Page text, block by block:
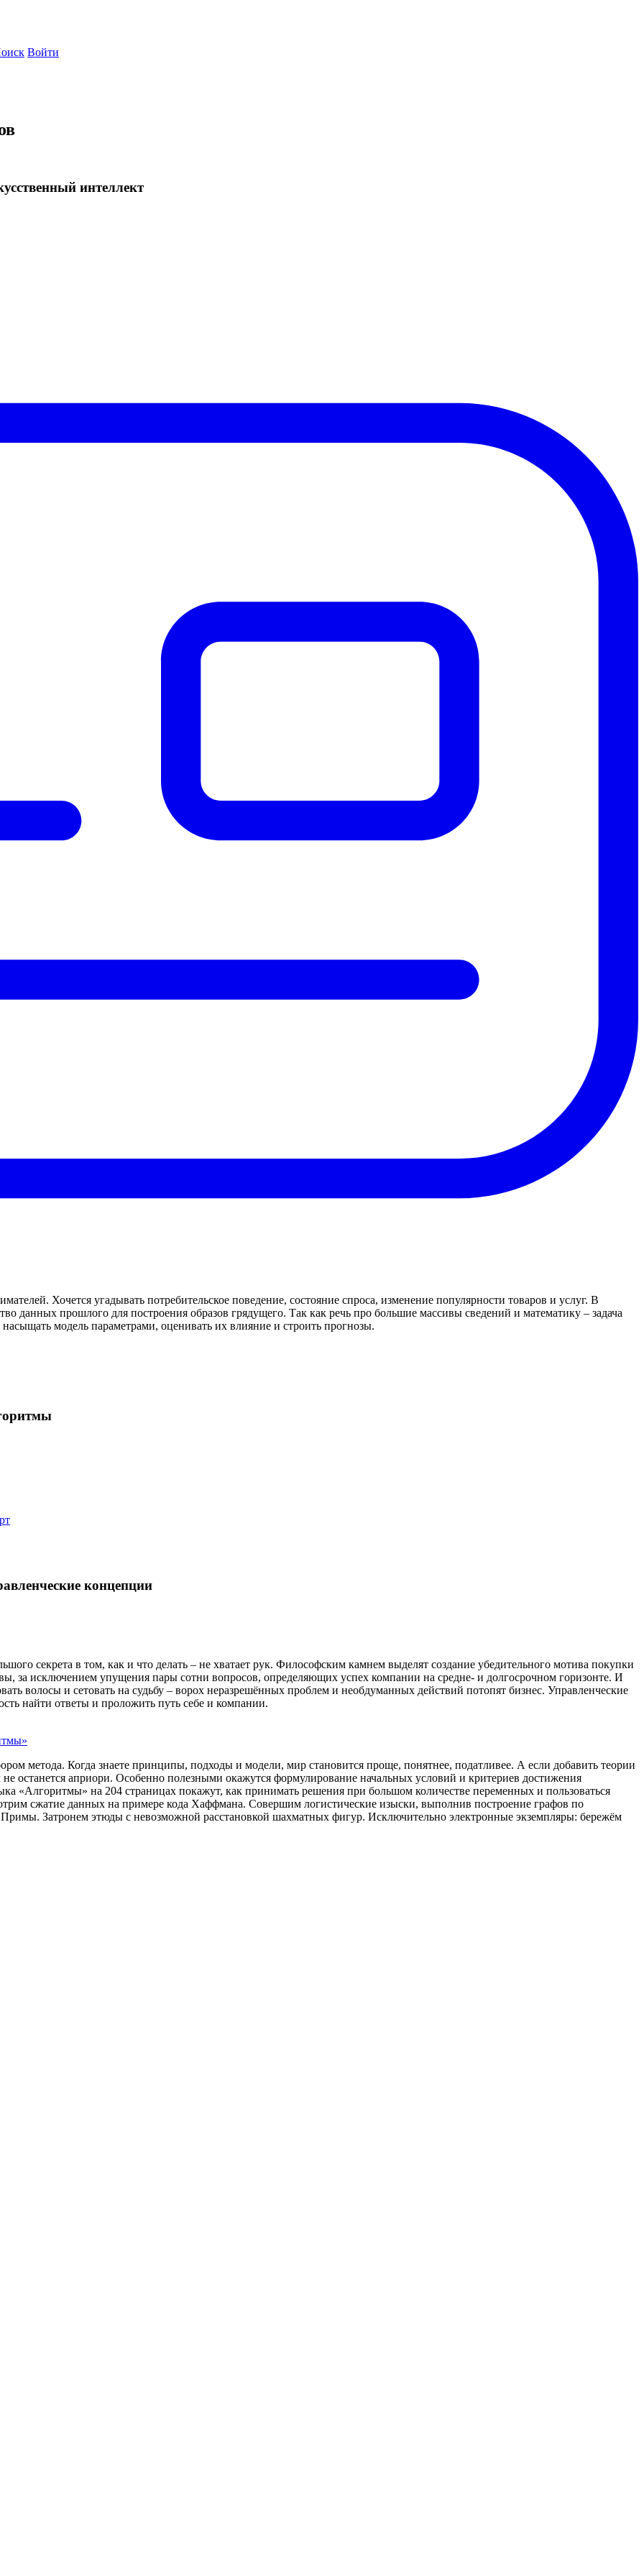
Войти
интеллект
Хочется угадывать потребительское поведение, состояние спроса, изменение популярности товаров и услуг. В
данных прошлого для построения образов грядущего. Так как речь про большие массивы сведений и математику – задача
модель параметрами, оценивать их влияние и строить прогнозы.
концепции
секрета в том, как и что делать – не хватает рук. Философским камнем выделят создание убедительного мотива покупки
за исключением упущения пары сотни вопросов, определяющих успех компании на средне- и долгосрочном горизонте. И
волосы и сетовать на судьбу – ворох неразрешённых проблем и необдуманных действий потопят бизнес. Управленческие
найти ответы и проложить путь себе и компании.
метода. Когда знаете принципы, подходы и модели, мир становится проще, понятнее, податливее. А если добавить теории
останется априори. Особенно полезными окажутся формулирование начальных условий и критериев достижения
«Алгоритмы» на 204 страницах покажут, как принимать решения при большом количестве переменных и пользоваться
сжатие данных на примере кода Хаффмана. Совершим логистические изыски, выполнив построение графов по
Затронем этюды с невозможной расстановкой шахматных фигур. Исключительно электронные экземпляры: бережём